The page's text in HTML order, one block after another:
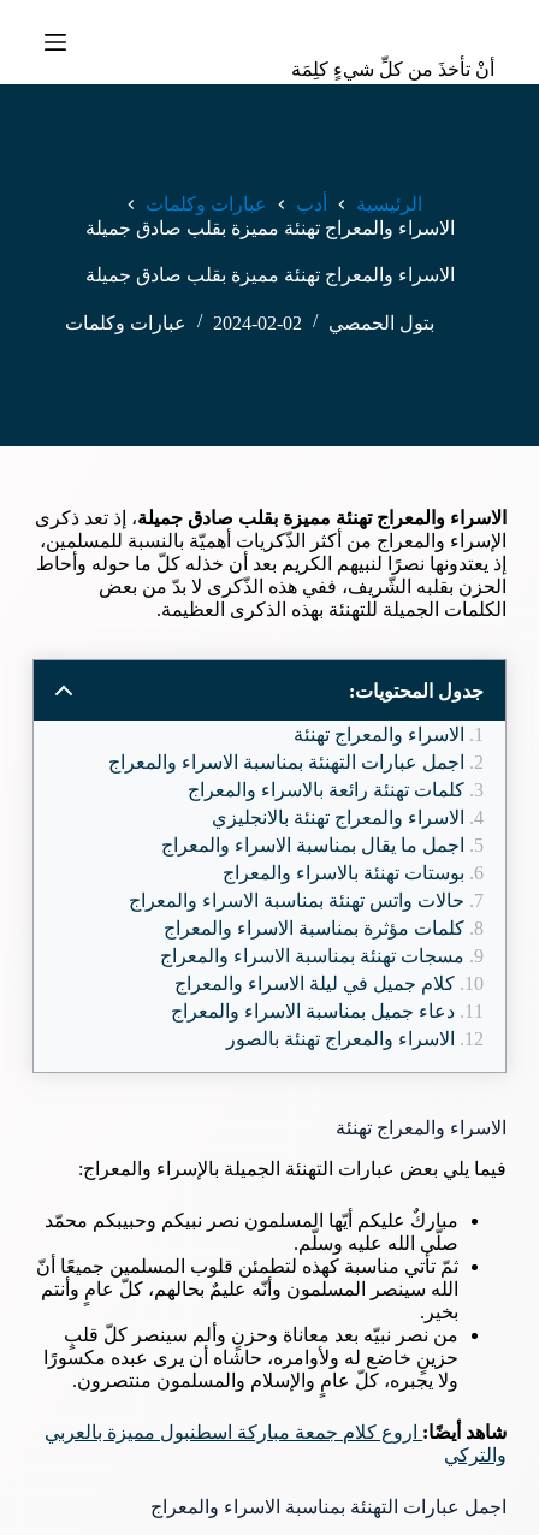
أنْ تأخذَ من كلِّ شيءٍ كلِمَة
الرئيسية أدب
عبارات وكلمات
الاسراء والمعراج تهنئة مميزة بقلب صادق جميلة
الاسراء والمعراج تهنئة مميزة بقلب صادق جميلة
بتول الحمصي 2024-02-02 عبارات وكلمات
الاسراء والمعراج تهنئة مميزة بقلب صادق جميلة، إذ تعد ذكرى
الإسراء والمعراج من أكثر الذّكريات أهميّة بالنسبة للمسلمين،
إذ يعتدونها نصرًا لنبيهم الكريم بعد أن خذله كلّ ما حوله وأحاط
الحزن بقلبه الشّريف، ففي هذه الذّكرى لا بدّ من بعض
الكلمات الجميلة للتهنئة بهذه الذكرى العظيمة.
جدول المحتويات:
الاسراء والمعراج تهنئة
اجمل عبارات التهنئة بمناسبة الاسراء والمعراج
كلمات تهنئة رائعة بالاسراء والمعراج
الاسراء والمعراج تهنئة بالانجليزي
اجمل ما يقال بمناسبة الاسراء والمعراج
بوستات تهنئة بالاسراء والمعراج
حالات واتس تهنئة بمناسبة الاسراء والمعراج
كلمات مؤثرة بمناسبة الاسراء والمعراج
مسجات تهنئة بمناسبة الاسراء والمعراج
كلام جميل في ليلة الاسراء والمعراج
دعاء جميل بمناسبة الاسراء والمعراج
الاسراء والمعراج تهنئة بالصور
الاسراء والمعراج تهنئة
فيما يلي بعض عبارات التهنئة الجميلة بالإسراء والمعراج:
مباركٌ عليكم أيّها المسلمون نصر نبيكم وحبيبكم محمّد
صلّى الله عليه وسلّم.
ثمّ تأتي مناسبة كهذه لتطمئن قلوب المسلمين جميعًا أنّ
الله سينصر المسلمون وأنّه عليمٌ بحالهم، كلّ عامٍ وأنتم
بخير.
من نصر نبيّه بعد معاناة وحزنٍ وألم سينصر كلّ قلبٍ
حزينٍ خاضع له ولأوامره، حاشاه أن يرى عبده مكسورًا
ولا يجبره، كلّ عامٍ والإسلام والمسلمون منتصرون.
شاهد أيضًا: اروع كلام جمعة مباركة اسطنبول مميزة بالعربي
والتركي
اجمل عبارات التهنئة بمناسبة الاسراء والمعراج